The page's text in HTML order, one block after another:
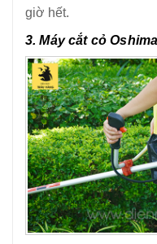
giờ hết.
3. Máy cắt cỏ